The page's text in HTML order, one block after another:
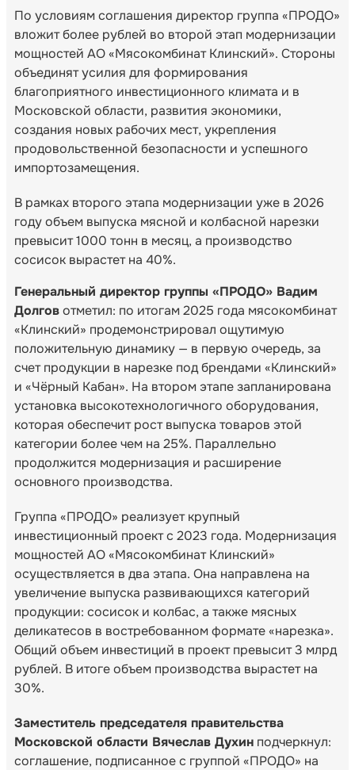
По условиям соглашения директор группа «ПРОДО»
вложит более рублей во второй этап модернизации
мощностей АО «Мясокомбинат Клинский». Стороны
объединят усилия для формирования
благоприятного инвестиционного климата и в
Московской области, развития экономики,
создания новых рабочих мест, укрепления
продовольственной безопасности и успешного
импортозамещения.
В рамках второго этапа модернизации уже в 2026
году объем выпуска мясной и колбасной нарезки
превысит 1000 тонн в месяц, а производство
сосисок вырастет на 40%.
Генеральный директор группы «ПРОДО» Вадим
Долговотметил: по итогам 2025 года мясокомбинат
«Клинский» продемонстрировал ощутимую
положительную динамику — в первую очередь, за
счет продукции в нарезке под брендами «Клинский»
и «Чёрный Кабан». На втором этапе запланирована
установка высокотехнологичного оборудования,
которая обеспечит рост выпуска товаров этой
категории более чем на 25%. Параллельно
продолжится модернизация и расширение
основного производства.
Группа «ПРОДО» реализует крупный
инвестиционный проект с 2023 года. Модернизация
мощностей АО «Мясокомбинат Клинский»
осуществляется в два этапа. Она направлена на
увеличение выпуска развивающихся категорий
продукции: сосисок и колбас, а также мясных
деликатесов в востребованном формате «нарезка».
Общий объем инвестиций в проект превысит 3 млрд
рублей. В итоге объем производства вырастет на
30%.
Заместитель председателя правительства
Московской области Вячеслав Духин подчеркнул:
соглашение, подписанное с группой «ПРОДО» на